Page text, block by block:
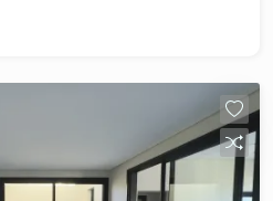
vista incrível para a
e socializar.
a serviços, transporte
fácil acesso a